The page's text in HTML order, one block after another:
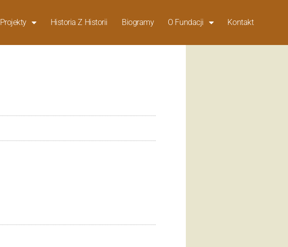
Projekty Historia Z Historii Biogramy O Fundacji Kontakt